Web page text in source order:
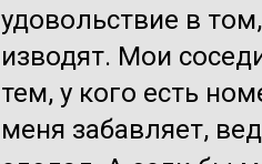
удовольствие в
изводят. Мои
тем, у кого есть
меня забавляет,